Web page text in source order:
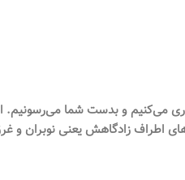
می‌کنیم و بدست شما
زادگاهش یعنی نوبران و